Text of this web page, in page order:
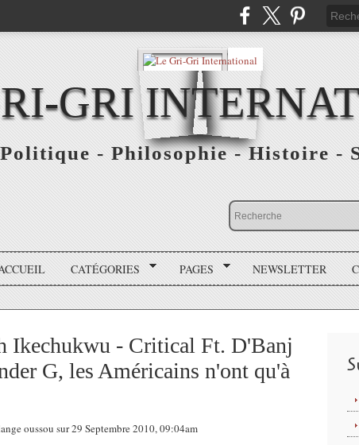
GRI
- Philosophie - Histoire -
CATÉGORIES PAGES NEWSLETTER
Ikechukwu - Critical Ft. D'Banj
G, les Américains n'ont qu'à
oussou sur 29 Septembre 2010, 09:04am